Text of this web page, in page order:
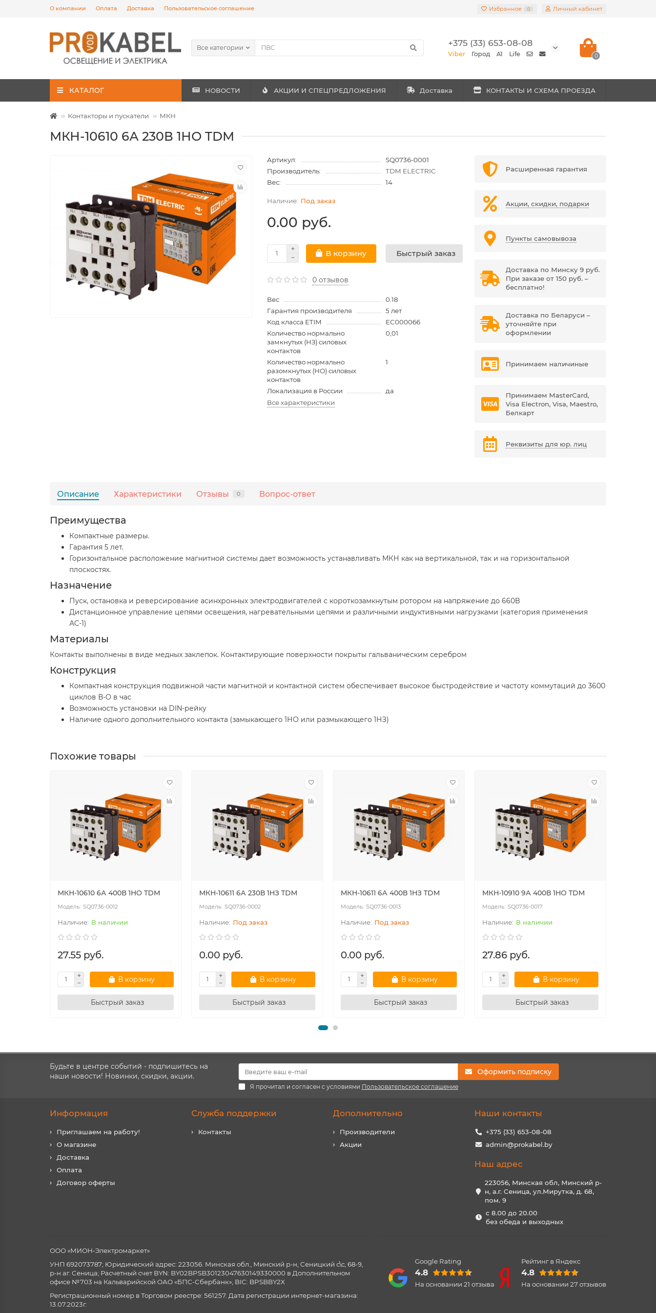
О компании Оплата Доставка Пользовательское соглашение Избранное 0 Личный кабинет
Все категории +375 (33) 653-08-08
Viber Город A1 Life 0
КАТАЛОГ НОВОСТИ АКЦИИ И СПЕЦПРЕДЛОЖЕНИЯ Доставка КОНТАКТЫ И СХЕМА ПРОЕЗДА
Контакторы и пускатели МКН
МКН-10610 6А 230В 1НО TDM
Артикул:
SQ0736-0001
Производитель:
TDM ELECTRIC
Вес:
14
Под заказ
0.00 руб.
В корзину Быстрый заказ
0 отзывов
Вес
0.18
Гарантия производителя
5 лет
Код класса ETIM
EC000066
Количество нормально
замкнутых (НЗ) силовых
контактов
0,01
Количество нормально
разомкнутых (НО) силовых
контактов
1
Локализация в России
да
Все характеристики
Расширенная гарантия
Акции, скидки, подарки
Пункты самовывоза
Доставка по Минску 9 руб.
При заказе от 150 руб. –
бесплатно!
Доставка по Беларуси –
уточняйте при
оформлении
Принимаем наличиные
Принимаем MasterCard,
Visa Electron, Visa, Maestro,
Белкарт
Реквизиты для юр. лиц
Описание Характеристики Отзывы 0 Вопрос-ответ
Преимущества
Компактные размеры.
Гарантия 5 лет.
Горизонтальное расположение магнитной системы дает возможность устанавливать МКН как на вертикальной, так и на горизонтальной
плоскостях.
Назначение
Пуск, остановка и реверсирование асинхронных электродвигателей с короткозамкнутым ротором на напряжение до 660В
Дистанционное управление цепями освещения, нагревательными цепями и различными индуктивными нагрузками (категория применения
АС-1)
Материалы
Контакты выполнены в виде медных заклепок. Контактирующие поверхности покрыты гальваническим серебром
Конструкция
Компактная конструкция подвижной части магнитной и контактной систем обеспечивает высокое быстродействие и частоту коммутаций до 3600
циклов В-О в час
Возможность установки на DIN-рейку
Наличие одного дополнительного контакта (замыкающего 1НО или размыкающего 1НЗ)
Похожие товары
МКН-10610 6А 400В 1НО TDM
SQ0736-0012
В наличии
27.55 руб.
В корзину
Быстрый заказ
МКН-10611 6А 230В 1НЗ TDM
SQ0736-0002
Под заказ
0.00 руб.
В корзину
Быстрый заказ
МКН-10611 6А 400В 1НЗ TDM
SQ0736-0013
Под заказ
0.00 руб.
В корзину
Быстрый заказ
МКН-10910 9А 400В 1НО TDM
SQ0736-0017
В наличии
27.86 руб.
В корзину
Быстрый заказ
Будьте в центре событий - подпишитесь на
наши новости! Новинки, скидки, акции.
Оформить подписку
Я прочитал и согласен с условиями Пользовательское соглашение
Информация
Приглашаем на работу!
О магазине
Доставка
Оплата
Договор оферты
Служба поддержки
Контакты
Дополнительно
Производители
Акции
Наши контакты
+375 (33) 653-08-08
admin@prokabel.by
Наш адрес
223056, Минская обл, Минский р-
н, а.г. Сеница, ул.Мирутка, д. 68,
пом. 9
с 8.00 до 20.00
без обеда и выходных
ООО «МИОН-Электромаркет»
УНП 692073787; Юридический адрес: 223056. Минская обл., Минский р-н, Сеницкий с\с, 68-9,
р-н аг. Сеница; Расчетный счет BYN: BY02BPSB30123047630149330000 в Дополнительном
офисе №703 на Кальварийской ОАО «БПС-Сбербанк», BIC: BPSBBY2X
Регистрационный номер в Торговом реестре: 561257. Дата регистрации интернет-магазина:
13.07.2023г.
Google Rating
4.8
На основании 21 отзыва
Рейтинг в Яндекс
4.8
На основании 27отзывов